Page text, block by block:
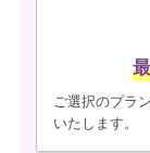
ご選択のプラ
いたします。